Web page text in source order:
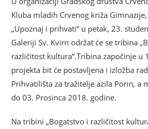
Kluba mladih Crvenog križa
„Upoznaj i prihvati“ u petak, 23.
Galeriji Sv. Kvirn održat će se tribina
različitost kultura“.Tribina započinje u
projekta bit će postavljena i izložba
Prihvatilišta za tražitelje azila Porin, a
do 03. Prosinca 2018. godine.
Na tribini „Bogatstvo i različitost